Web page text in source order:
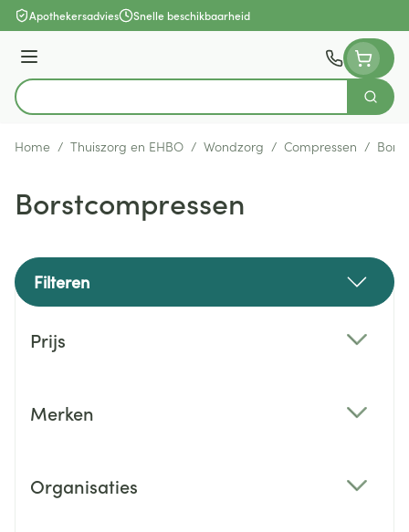
Ga naar de inhoud
Apothekersadvies Snelle beschikbaarheid
Menu
Product, merk, categorie...
Zoek
Home / Thuiszorg en EHBO / Wondzorg / Compressen /
Borstcompressen
Filteren
Prijs
Merken
Organisaties